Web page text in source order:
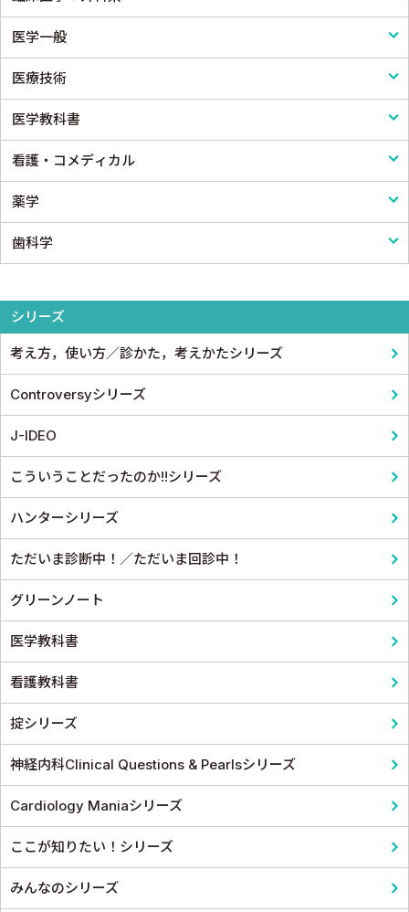
外科学一般
脳神経外科
心臓・血管外科
消化器外科
小児外科
形成外科
スポーツ医学
産婦人科
医学一般
医学一般・医学概論
医療制度
病院管理
医療統計
論文・医学情報
医療技術
リハビリテーション技術
鍼灸・柔道整復
医学教科書
医学教科書
看護・コメディカル
看護
看護教科書
薬学
薬学
歯科学
シリーズ
考え方，使い方／診かた，考えかたシリーズ
Controversyシリーズ
J-IDEO
こういうことだったのか!!シリーズ
ハンターシリーズ
ただいま診断中！／ただいま回診中！
グリーンノート
医学教科書
看護教科書
掟シリーズ
神経内科Clinical Questions & Pearlsシリーズ
Cardiology Maniaシリーズ
ここが知りたい！シリーズ
みんなのシリーズ